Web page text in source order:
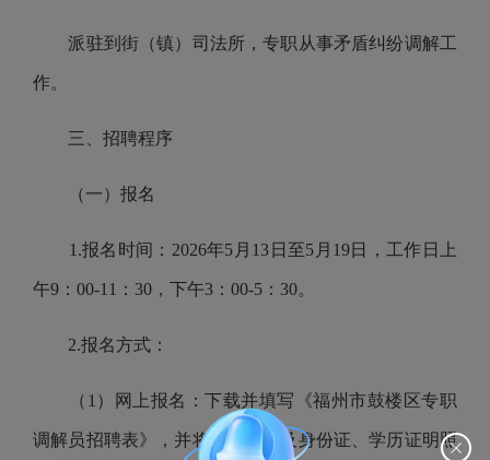
派驻到街（镇）司法所，专职从事矛盾纠纷调解工
作。
三、招聘程序
（一）报名
1.报名时间：2026年5月13日至5月19日，工作日上
午9：00-11：30，下午3：00-5：30。
2.报名方式：
（1）网上报名：下载并填写《福州市鼓楼区专职
调解员招聘表》，并将电子文档及身份证、学历证明照